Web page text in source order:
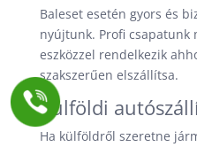
Baleset esetén gyors és
nyújtunk. Profi csapatunk
eszközzel rendelkezik
szakszerűen elszállítsa.
Külföldi
Ha külföldről szeretne